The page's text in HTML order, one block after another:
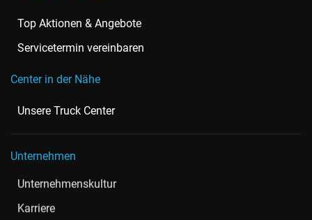
Top Aktionen & Angebote
Servicetermin vereinbaren
Center in der Nähe
Unsere Truck Center
Unternehmen
Unternehmenskultur
Karriere